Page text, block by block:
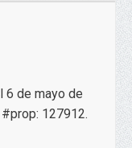
6 de mayo de
127912.